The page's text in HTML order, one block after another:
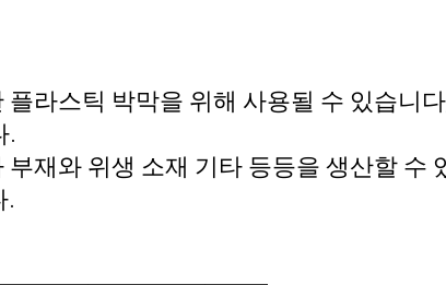
라스틱 박막을 위해 사용될 수 있습니
.
재와 위생 소재 기타 등등을 생산할 수
.